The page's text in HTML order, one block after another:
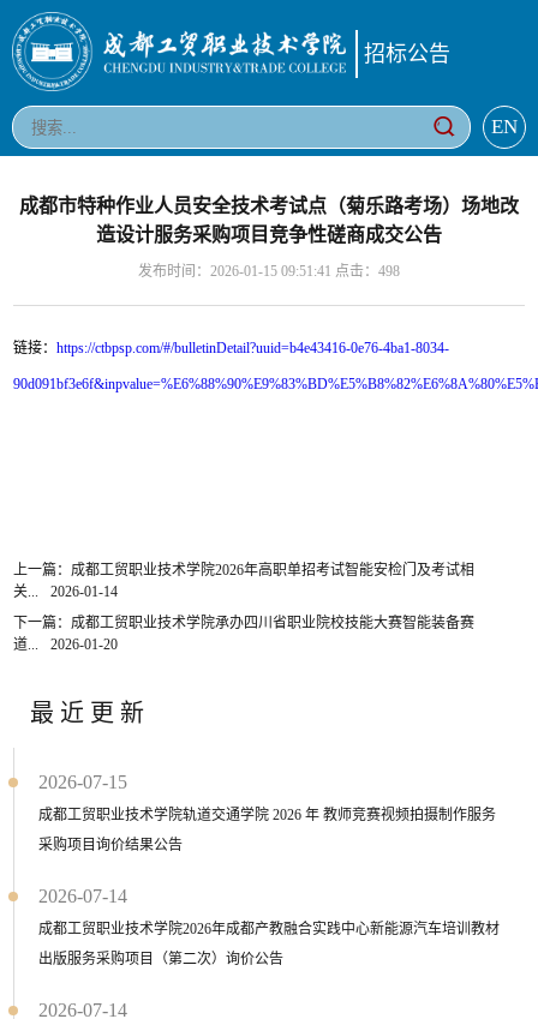
招标公告
EN
成都市特种作业人员安全技术考试点（菊乐路考场）场地改
造设计服务采购项目竞争性磋商成交公告
发布时间：2026-01-15 09:51:41 点击： 498
链接：https://ctbpsp.com/#/bulletinDetail?uuid=b4e43416-0e76-4ba1-8034-
上一篇：成都工贸职业技术学院2026年高职单招考试智能安检门及考试相
关...
2026-01-14
下一篇：成都工贸职业技术学院承办四川省职业院校技能大赛智能装备赛
道...
2026-01-20
最近更新
2026-07-15
成都工贸职业技术学院轨道交通学院 2026 年 教师竞赛视频拍摄制作服务
采购项目询价结果公告
2026-07-14
成都工贸职业技术学院2026年成都产教融合实践中心新能源汽车培训教材
出版服务采购项目（第二次）询价公告
2026-07-14